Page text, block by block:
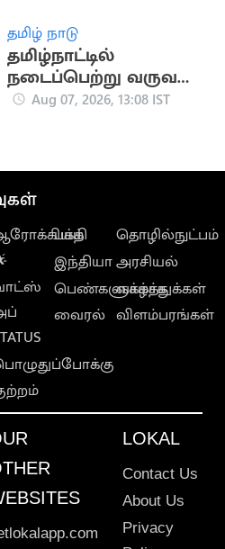
தமிழ் நாடு
தமிழ்நாட்டில்
நடைப்பெற்று வருவது
அம்மா ஆட்சி அல்ல..
Aug 07, 2026, 13:08 IST
பக்தி
இந்தியா
பெண்களுக்காக
வைரல்
தொழில்நுட்பம்
அரசியல்
வாழ்த்துக்கள்
விளம்பரங்கள்
LOKAL
Contact Us
About Us
Privacy